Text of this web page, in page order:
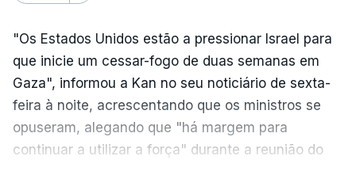
"Os Estados Unidos estão a pressionar Israel para
que inicie um cessar-fogo de duas semanas em
Gaza", informou a Kan no seu noticiário de sexta-
feira à noite, acrescentando que os ministros se
opuseram, alegando que "há margem para
continuar a utilizar a força" durante a reunião do